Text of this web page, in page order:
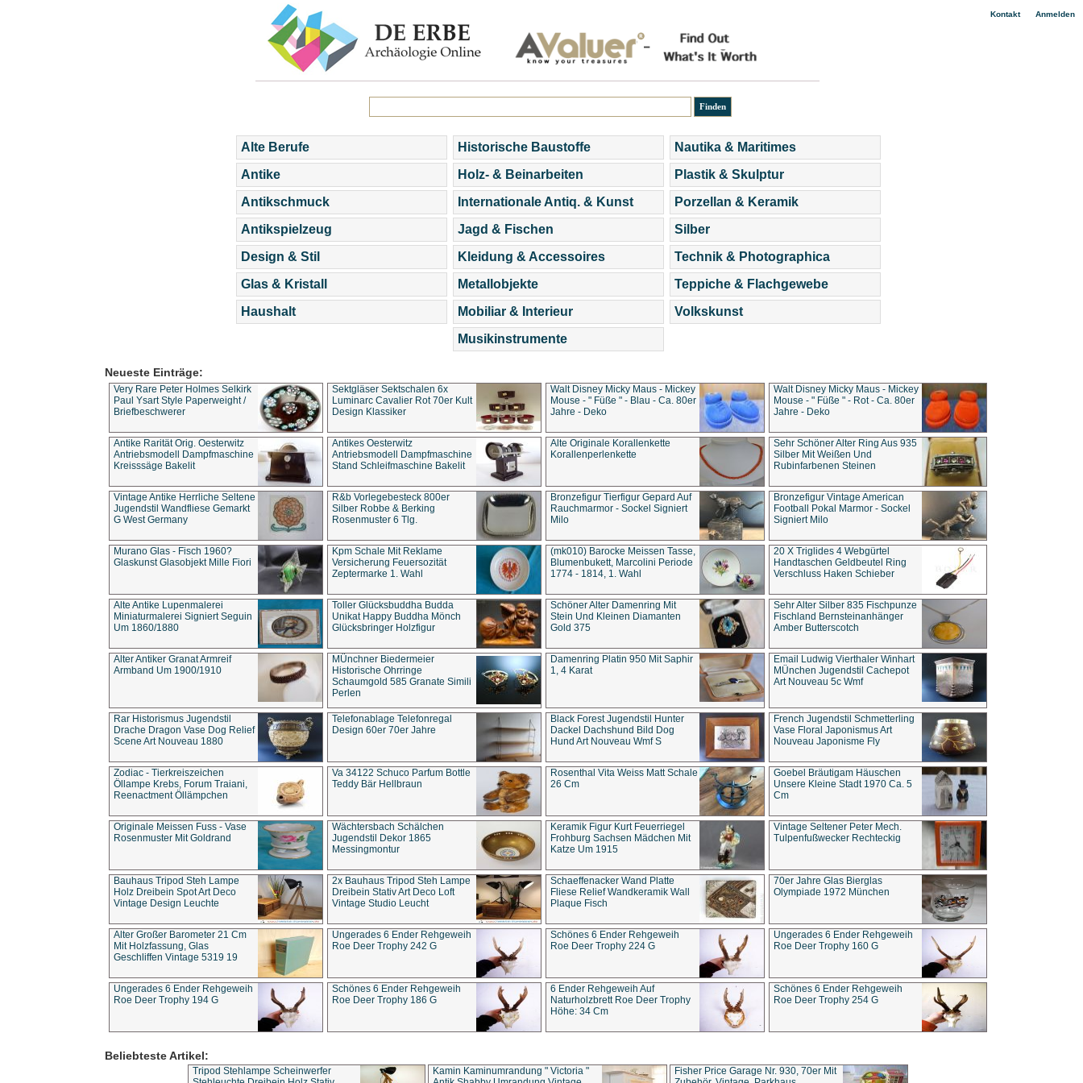
Kontakt| Anmelden
Alte Berufe
Antike
Antikschmuck
Antikspielzeug
Design & Stil
Glas & Kristall
Haushalt
Historische Baustoffe
Holz- & Beinarbeiten
Internationale Antiq. & Kunst
Jagd & Fischen
Kleidung & Accessoires
Metallobjekte
Mobiliar & Interieur
Musikinstrumente
Nautika & Maritimes
Plastik & Skulptur
Porzellan & Keramik
Silber
Technik & Photographica
Teppiche & Flachgewebe
Volkskunst
Neueste Einträge:
Very Rare Peter Holmes Selkirk
Paul Ysart Style Paperweight /
Briefbeschwerer
Sektgläser Sektschalen 6x
Luminarc Cavalier Rot 70er Kult
Design Klassiker
Walt Disney Micky Maus - Mickey
Mouse - " Füße " - Blau - Ca. 80er
Jahre - Deko
Walt Disney Micky Maus - Mickey
Mouse - " Füße " - Rot - Ca. 80er
Jahre - Deko
Antike Rarität Orig. Oesterwitz
Antriebsmodell Dampfmaschine
Kreisssäge Bakelit
Antikes Oesterwitz
Antriebsmodell Dampfmaschine
Stand Schleifmaschine Bakelit
Alte Originale Korallenkette
Korallenperlenkette
Sehr Schöner Alter Ring Aus 935
Silber Mit Weißen Und
Rubinfarbenen Steinen
Vintage Antike Herrliche Seltene
Jugendstil Wandfliese Gemarkt
G West Germany
R&b Vorlegebesteck 800er
Silber Robbe & Berking
Rosenmuster 6 Tlg.
Bronzefigur Tierfigur Gepard Auf
Rauchmarmor - Sockel Signiert
Milo
Bronzefigur Vintage American
Football Pokal Marmor - Sockel
Signiert Milo
Murano Glas - Fisch 1960?
Glaskunst Glasobjekt Mille Fiori
Kpm Schale Mit Reklame
Versicherung Feuersozität
Zeptermarke 1. Wahl
(mk010) Barocke Meissen Tasse,
Blumenbukett, Marcolini Periode
1774 - 1814, 1. Wahl
20 X Triglides 4 Webgürtel
Handtaschen Geldbeutel Ring
Verschluss Haken Schieber
Alte Antike Lupenmalerei
Miniaturmalerei Signiert Seguin
Um 1860/1880
Toller Glücksbuddha Budda
Unikat Happy Buddha Mönch
Glücksbringer Holzfigur
Schöner Alter Damenring Mit
Stein Und Kleinen Diamanten
Gold 375
Sehr Alter Silber 835 Fischpunze
Fischland Bernsteinanhänger
Amber Butterscotch
Alter Antiker Granat Armreif
Armband Um 1900/1910
MÜnchner Biedermeier
Historische Ohrringe
Schaumgold 585 Granate Simili
Perlen
Damenring Platin 950 Mit Saphir
1, 4 Karat
Email Ludwig Vierthaler Winhart
MÜnchen Jugendstil Cachepot
Art Nouveau 5c Wmf
Rar Historismus Jugendstil
Drache Dragon Vase Dog Relief
Scene Art Nouveau 1880
Telefonablage Telefonregal
Design 60er 70er Jahre
Black Forest Jugendstil Hunter
Dackel Dachshund Bild Dog
Hund Art Nouveau Wmf S
French Jugendstil Schmetterling
Vase Floral Japonismus Art
Nouveau Japonisme Fly
Zodiac - Tierkreiszeichen
Öllampe Krebs, Forum Traiani,
Reenactment Öllämpchen
Va 34122 Schuco Parfum Bottle
Teddy Bär Hellbraun
Rosenthal Vita Weiss Matt Schale
26 Cm
Goebel Bräutigam Häuschen
Unsere Kleine Stadt 1970 Ca. 5
Cm
Originale Meissen Fuss - Vase
Rosenmuster Mit Goldrand
Wächtersbach Schälchen
Jugendstil Dekor 1865
Messingmontur
Keramik Figur Kurt Feuerriegel
Frohburg Sachsen Mädchen Mit
Katze Um 1915
Vintage Seltener Peter Mech.
Tulpenfußwecker Rechteckig
Bauhaus Tripod Steh Lampe
Holz Dreibein Spot Art Deco
Vintage Design Leuchte
2x Bauhaus Tripod Steh Lampe
Dreibein Stativ Art Deco Loft
Vintage Studio Leucht
Schaeffenacker Wand Platte
Fliese Relief Wandkeramik Wall
Plaque Fisch
70er Jahre Glas Bierglas
Olympiade 1972 München
Alter Großer Barometer 21 Cm
Mit Holzfassung, Glas
Geschliffen Vintage 5319 19
Ungerades 6 Ender Rehgeweih
Roe Deer Trophy 242 G
Schönes 6 Ender Rehgeweih
Roe Deer Trophy 224 G
Ungerades 6 Ender Rehgeweih
Roe Deer Trophy 160 G
Ungerades 6 Ender Rehgeweih
Roe Deer Trophy 194 G
Schönes 6 Ender Rehgeweih
Roe Deer Trophy 186 G
6 Ender Rehgeweih Auf
Naturholzbrett Roe Deer Trophy
Höhe: 34 Cm
Schönes 6 Ender Rehgeweih
Roe Deer Trophy 254 G
Beliebteste Artikel:
Tripod Stehlampe Scheinwerfer
Kamin Kaminumrandung " Victoria "
Fisher Price Garage Nr. 930, 70er Mit